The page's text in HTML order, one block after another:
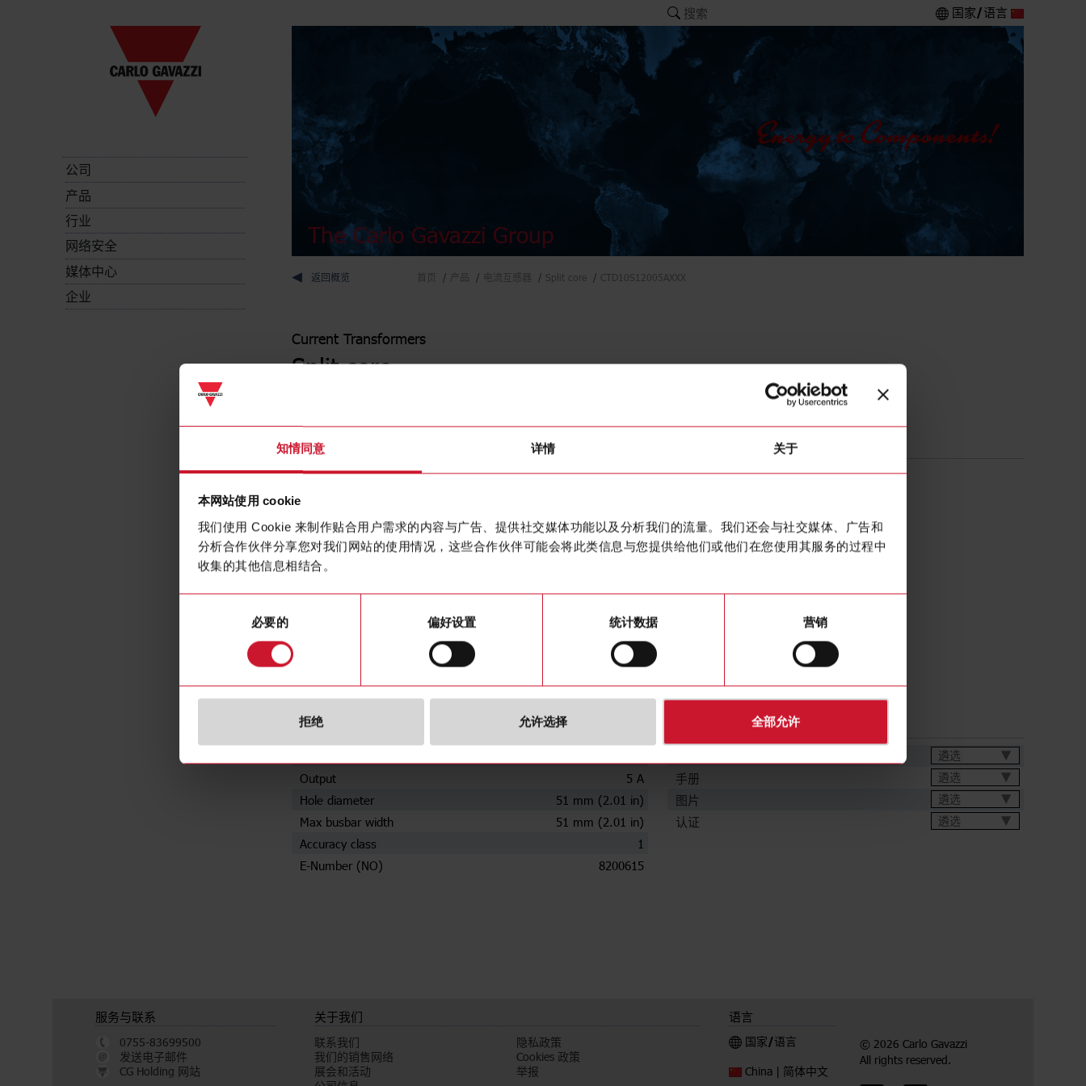
知情同意 详情 关于
本网站使用 cookie
我们使用 Cookie 来制作贴合用户需求的内容与广告、提供社交媒体功能以及分析我们的流量。我们还会与社交媒体、广告和
分析合作伙伴分享您对我们网站的使用情况，这些合作伙伴可能会将此类信息与您提供给他们或他们在您使用其服务的过程中
收集的其他信息相结合。
必要的 偏好设置 统计数据 营销
拒绝 允许选择 全部允许
公司
产品
行业
网络安全
媒体中心
企业
搜索 国家/语言
The Carlo Gavazzi Group
返回概览 首页 产品 电流互感器 Split core CTD10S12005AXXX
Current Transformers
Split core
购买
CTD10S12005AXXX
Split core Current transformer 1200A/5A
规格
Output
5 A
Hole diameter
51 mm (2.01 in)
Max busbar width
51 mm (2.01 in)
Accuracy class
1
E-Number (NO)
8200615
遴选
手册 遴选
图片 遴选
认证 遴选
服务与联系
0755-83699500
发送电子邮件
CG Holding 网站
关于我们
联系我们
我们的销售网络
展会和活动
隐私政策
Cookies 政策
举报
语言
国家/语言
China | 简体中文
© 2026 Carlo Gavazzi
All rights reserved.